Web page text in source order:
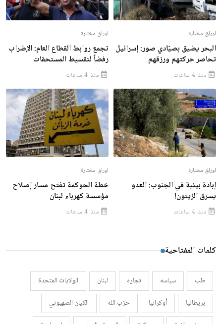
اوراق مختارة
البحر يضيق بصيّادي صور: إسرائيل
تحاصر حركتهم ورزقهم
منذ 4 ساعات
اوراق مختارة
تجمع روابط القطاع العام: الإضراب
رفضاً لتقسيط المستحقات
منذ 4 ساعات
اوراق مختارة
إبادة بيئية في الجنوب: العدو
يسرق الزيتون!
منذ 4 ساعات
اوراق مختارة
خطة الحوكمة تفتح مسار إصلاح
مؤسسة كهرباء لبنان
منذ 4 ساعات
كلمات المفتاحية
طب سياسه تجاره لبنان
الولايات المتحدة
بريطانيا
أوكرانيا حزب الله
الكيان الصهيوني